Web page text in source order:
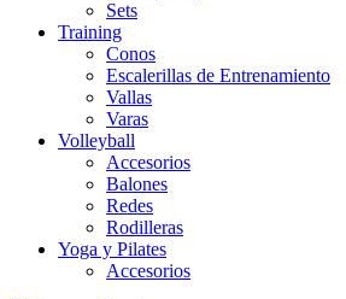
Sets
Training
Conos
Escalerillas de Entrenamiento
Vallas
Varas
Volleyball
Accesorios
Balones
Redes
Rodilleras
Yoga y Pilates
Accesorios